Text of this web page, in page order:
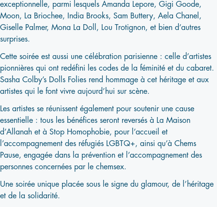
exceptionnelle, parmi lesquels Amanda Lepore, Gigi Goode,
Moon, La Briochee, India Brooks, Sam Buttery, Aela Chanel,
Giselle Palmer, Mona La Doll, Lou Trotignon, et bien d’autres
surprises.
Cette soirée est aussi une célébration parisienne : celle d’artistes
pionnières qui ont redéfini les codes de la féminité et du cabaret.
Sasha Colby’s Dolls Folies rend hommage à cet héritage et aux
artistes qui le font vivre aujourd’hui sur scène.
Les artistes se réunissent également pour soutenir une cause
essentielle : tous les bénéfices seront reversés à La Maison
d’Allanah et à Stop Homophobie, pour l’accueil et
l’accompagnement des réfugiés LGBTQ+, ainsi qu’à Chems
Pause, engagée dans la prévention et l’accompagnement des
personnes concernées par le chemsex.
Une soirée unique placée sous le signe du glamour, de l’héritage
et de la solidarité.